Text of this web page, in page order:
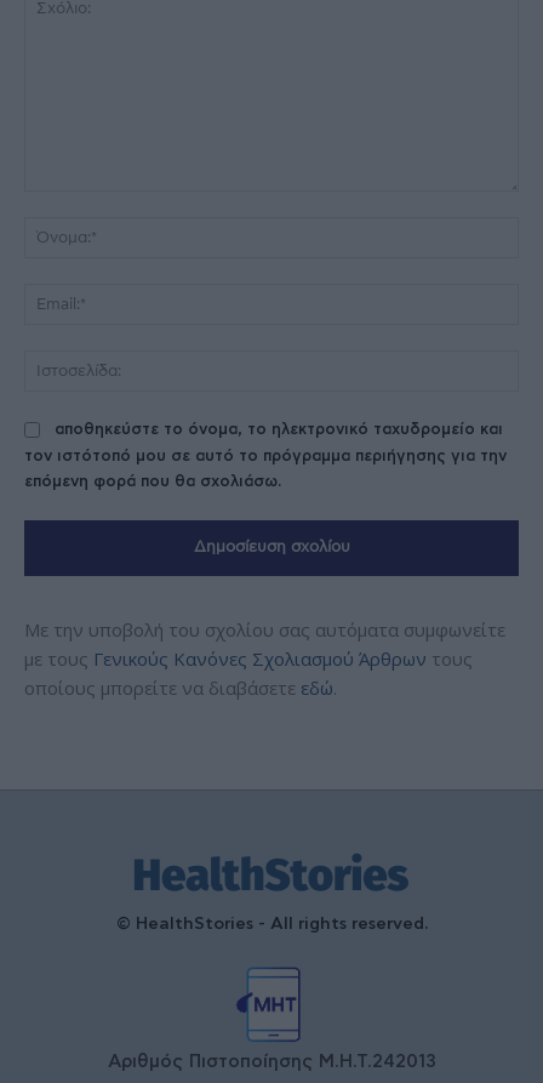
αποθηκεύστε το όνομα, το ηλεκτρονικό ταχυδρομείο και
τον ιστότοπό μου σε αυτό το πρόγραμμα περιήγησης για την
επόμενη φορά που θα σχολιάσω.
Με την υποβολή του σχολίου σας αυτόματα συμφωνείτε
με τους Γενικούς Κανόνες Σχολιασμού Άρθρων τους
οποίους μπορείτε να διαβάσετε εδώ.
© HealthStories - All rights reserved.
Αριθμός Πιστοποίησης Μ.Η.Τ.242013